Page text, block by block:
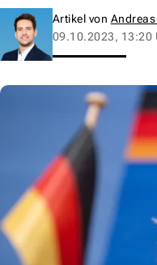
Artikel von
09.10.2023, 13:20